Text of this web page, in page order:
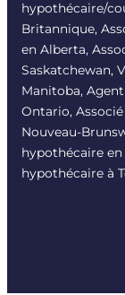
hypothécaire/
Britannique,
en Alberta,
Saskatchewan,
Manitoba,
Ontario,
Nouveau-
hypothécaire
hypothécaire à